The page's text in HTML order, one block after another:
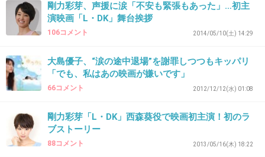
33. 匿名2014/05/04(日) 10:31:52
まぁ 松井珠理奈よりは玲奈の方がまだ いいと思う。
珠理奈は あんまり可愛くないのにゴリ押し強すぎ
34. 匿名 2014/05/04(日) 10:41:13
剛力彩芽、声援に涙「不安も緊張もあった」…初主
演映画「L・DK」舞台挨拶
106コメント 2014/05/10(土) 14:29
大島優子、“涙の途中退場”を謝罪しつつもキッパリ
「でも、私はあの映画が嫌いです」
66コメント 2012/12/12(水) 01:08
剛力彩芽「L・DK」西森葵役で映画初主演！初のラ
ブストーリー
88コメント 2013/05/16(木) 18:22